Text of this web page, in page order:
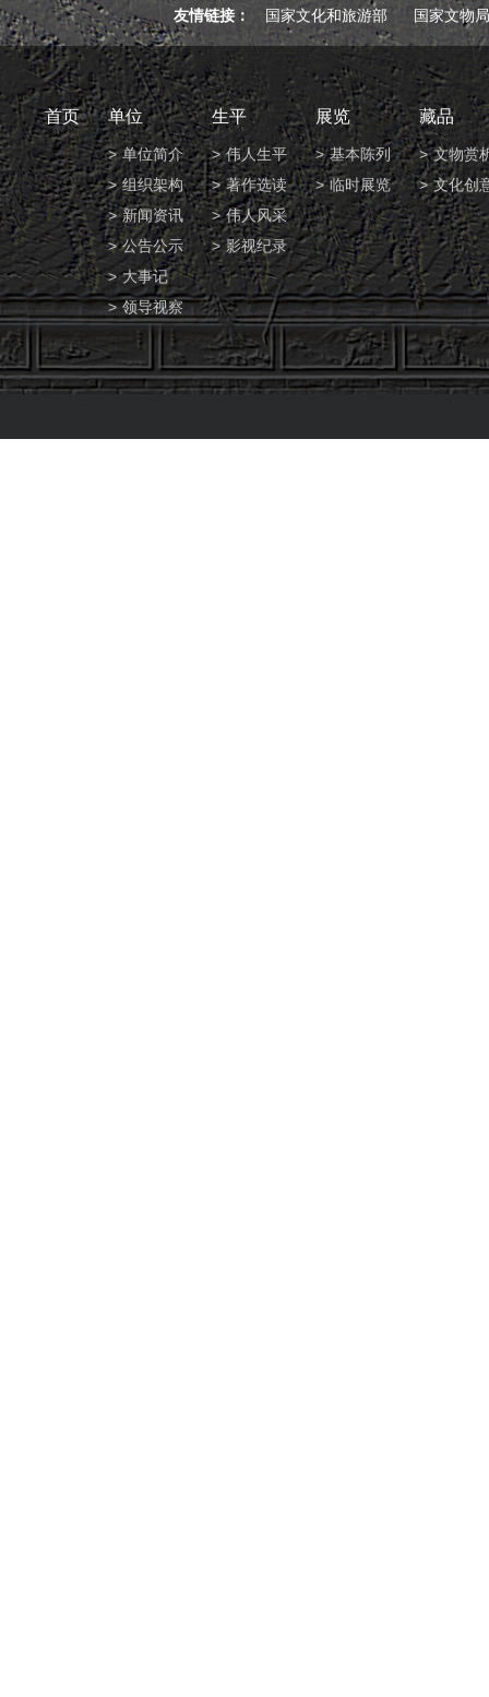
友情链接： 国家文化和旅游部 国家文物局
首页 单位
单位简介
组织架构
新闻资讯
公告公示
大事记
领导视察
生平
伟人生平
著作选读
伟人风采
影视纪录
展览
基本陈列
临时展览
藏品
文物赏
文化创